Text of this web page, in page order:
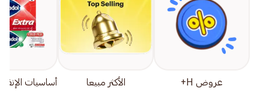
عروض H+ الأكثر مبيعا أساسيات